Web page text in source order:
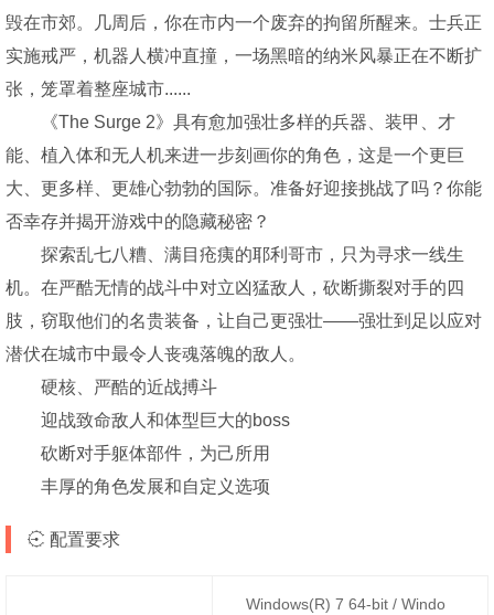
毁在市郊。几周后，你在市内一个废弃的拘留所醒来。士兵正
实施戒严，机器人横冲直撞，一场黑暗的纳米风暴正在不断扩
张，笼罩着整座城市......
《The Surge 2》具有愈加强壮多样的兵器、装甲、才
能、植入体和无人机来进一步刻画你的角色，这是一个更巨
大、更多样、更雄心勃勃的国际。准备好迎接挑战了吗？你能
否幸存并揭开游戏中的隐藏秘密？
探索乱七八糟、满目疮痍的耶利哥市，只为寻求一线生
机。在严酷无情的战斗中对立凶猛敌人，砍断撕裂对手的四
肢，窃取他们的名贵装备，让自己更强壮——强壮到足以应对
潜伏在城市中最令人丧魂落魄的敌人。
硬核、严酷的近战搏斗
迎战致命敌人和体型巨大的boss
砍断对手躯体部件，为己所用
丰厚的角色发展和自定义选项
配置要求
Windows(R) 7 64-bit / Windo